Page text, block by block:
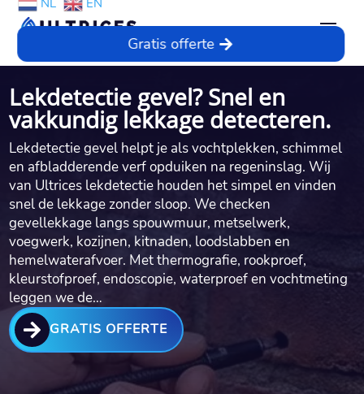
NL EN
Gratis offerte
Lekdetectie gevel? Snel en
vakkundig lekkage detecteren.
Lekdetectie gevel helpt je als vochtplekken, schimmel
en afbladderende verf opduiken na regeninslag.​ Wij
van Ultrices lekdetectie houden het simpel en vinden
snel de lekkage zonder sloop.​ We checken
gevellekkage langs spouwmuur, metselwerk,
voegwerk, kozijnen, kitnaden, loodslabben en
hemelwaterafvoer.​ Met thermografie, rookproef,
kleurstofproef, endoscopie, waterproef en vochtmeting
leggen we de…
 GRATIS OFFERTE